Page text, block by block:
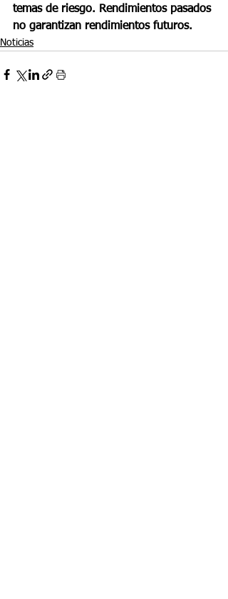
temas de riesgo. Rendimientos pasados
no garantizan rendimientos futuros.
Noticias